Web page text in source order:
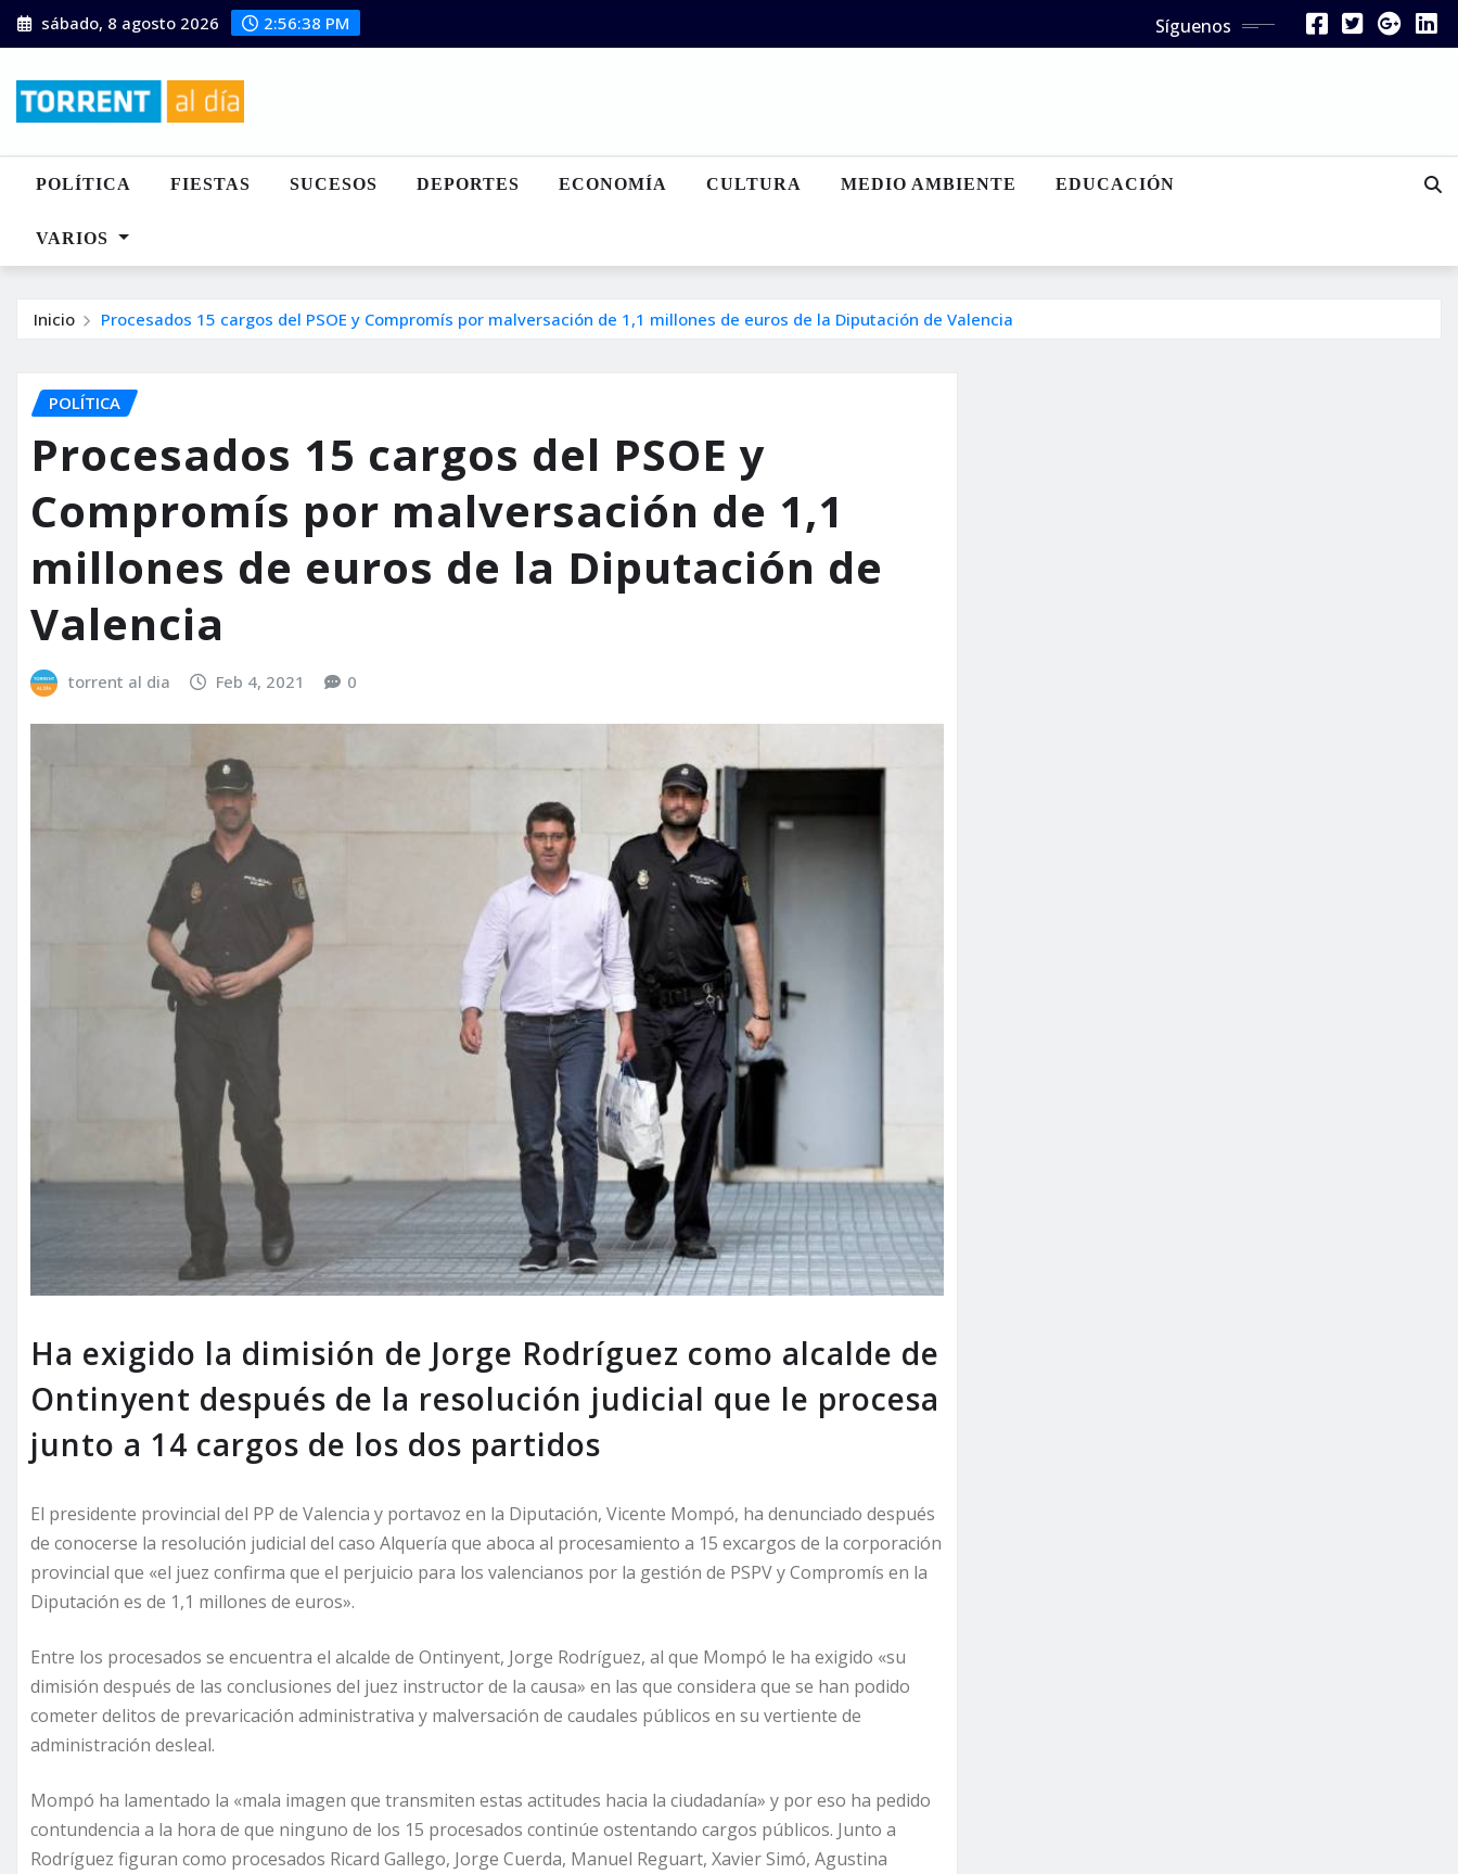
Saltar
al
sábado, 8 agosto 2026 2:56:39 PM Síguenos
POLÍTICA FIESTAS SUCESOS DEPORTES ECONOMÍA CULTURA MEDIO AMBIENTE EDUCACIÓN
VARIOS
Inicio Procesados 15 cargos del PSOE y Compromís por malversación de 1,1 millones de euros de la Diputación de Valencia
POLÍTICA
Procesados 15 cargos del PSOE y
Compromís por malversación de 1,1
millones de euros de la Diputación de
Valencia
torrent al dia Feb 4, 2021 0
Ha exigido la dimisión de Jorge Rodríguez como alcalde de
Ontinyent después de la resolución judicial que le procesa
junto a 14 cargos de los dos partidos
El presidente provincial del PP de Valencia y portavoz en la Diputación, Vicente Mompó, ha denunciado después
de conocerse la resolución judicial del caso Alquería que aboca al procesamiento a 15 excargos de la corporación
provincial que «el juez confirma que el perjuicio para los valencianos por la gestión de PSPV y Compromís en la
Diputación es de 1,1 millones de euros».
Entre los procesados se encuentra el alcalde de Ontinyent, Jorge Rodríguez, al que Mompó le ha exigido «su
dimisión después de las conclusiones del juez instructor de la causa» en las que considera que se han podido
cometer delitos de prevaricación administrativa y malversación de caudales públicos en su vertiente de
administración desleal.
Mompó ha lamentado la «mala imagen que transmiten estas actitudes hacia la ciudadanía» y por eso ha pedido
contundencia a la hora de que ninguno de los 15 procesados continúe ostentando cargos públicos. Junto a
Rodríguez figuran como procesados Ricard Gallego, Jorge Cuerda, Manuel Reguart, Xavier Simó, Agustina